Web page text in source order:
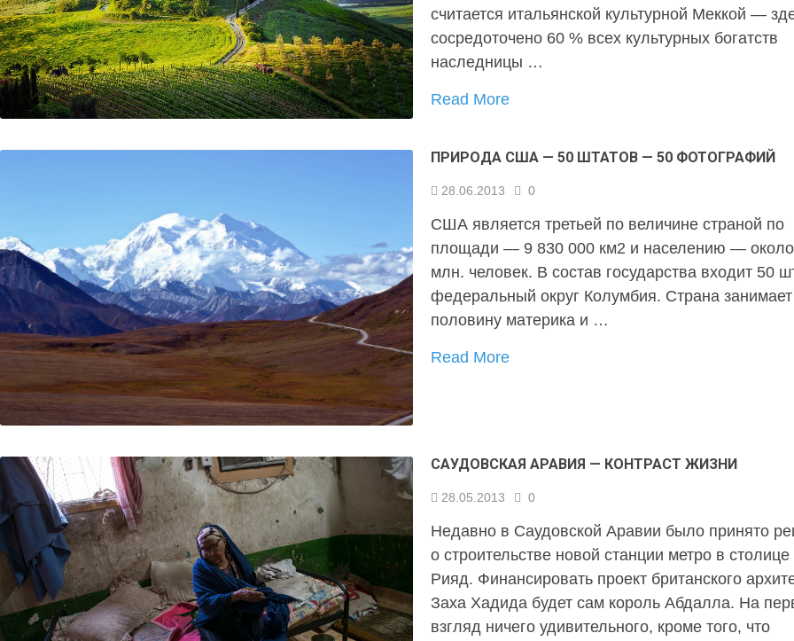
считается итальянской культурной Меккой —
сосредоточено 60 % всех культурных богатств
наследницы …
Read More
ПРИРОДА США — 50 ШТАТОВ — 50 ФОТОГРАФИЙ
28.06.2013 0
США является третьей по величине страной по
площади — 9 830 000 км2 и населению —
млн. человек. В состав государства входит 50
федеральный округ Колумбия. Страна занимает
половину материка и …
Read More
САУДОВСКАЯ АРАВИЯ — КОНТРАСТ ЖИЗНИ
28.05.2013 0
Недавно в Саудовской Аравии было принято
о строительстве новой станции метро в
Рияд. Финансировать проект британского
Заха Хадида будет сам король Абдалла. На
взгляд ничего удивительного, кроме того, что